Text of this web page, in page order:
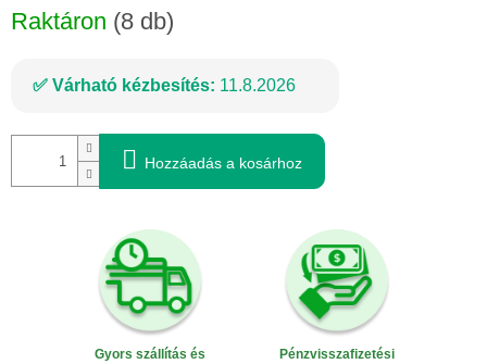
Raktáron (8 db)
Várható kézbesítés: 11.8.2026
Hozzáadás a kosárhoz
Gyors szállítás és
Pénzvisszafizetési